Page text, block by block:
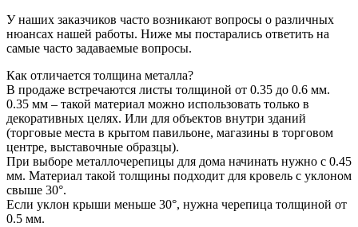
У наших заказчиков часто возникают вопросы о различных
нюансах нашей работы. Ниже мы постарались ответить на
самые часто задаваемые вопросы.
Как отличается толщина металла?
В продаже встречаются листы толщиной от 0.35 до 0.6 мм.
0.35 мм – такой материал можно использовать только в
декоративных целях. Или для объектов внутри зданий
(торговые места в крытом павильоне, магазины в торговом
центре, выставочные образцы).
При выборе металлочерепицы для дома начинать нужно с 0.45
мм. Материал такой толщины подходит для кровель с уклоном
свыше 30°.
Если уклон крыши меньше 30°, нужна черепица толщиной от
0.5 мм.